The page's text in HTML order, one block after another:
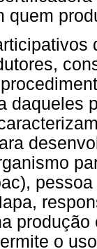
quem
daqueles
o